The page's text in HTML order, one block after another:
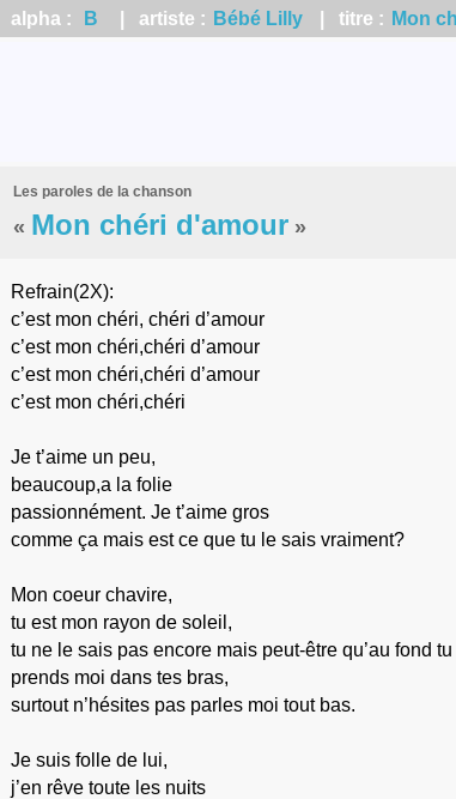
| alpha : B | artiste : Bébé Lilly | titre : Mon
Les paroles de la chanson
« Mon chéri d'amour »
Refrain(2X):
c’est mon chéri, chéri d’amour
c’est mon chéri,chéri d’amour
c’est mon chéri,chéri d’amour
c’est mon chéri,chéri
Je t’aime un peu,
beaucoup,a la folie
passionnément. Je t’aime gros
comme ça mais est ce que tu le sais vraiment?
Mon coeur chavire,
tu est mon rayon de soleil,
tu ne le sais pas encore mais peut-être qu’au fond
prends moi dans tes bras,
surtout n’hésites pas parles moi tout bas.
Je suis folle de lui,
j’en rêve toute les nuits